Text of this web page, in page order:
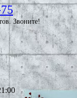
Звоните!